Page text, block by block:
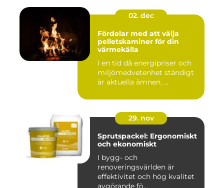
02. dec
Fördelar med att välja
pelletskaminer för din
värmekälla
I en tid då energipriser och
miljömedvetenhet ständigt
är aktuella ämnen, ...
29. nov
Sprutspackel: Ergonomiskt
och ekonomiskt
I bygg- och
renoveringsvärlden är
effektivitet och hög kvalitet
avgörande fö...